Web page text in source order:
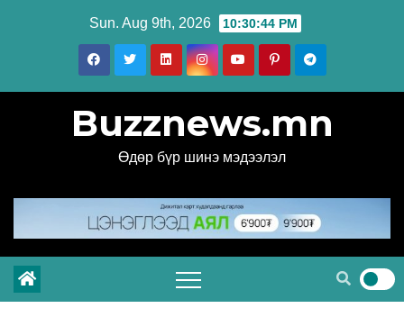
Sun. Aug 9th, 2026 10:30:45 PM
Buzznews.mn
Өдөр бүр шинэ мэдээлэл